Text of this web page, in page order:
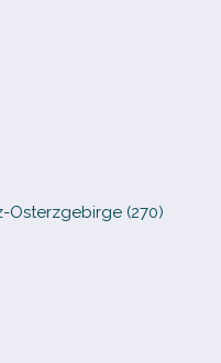
​Osterzgebirge (270)